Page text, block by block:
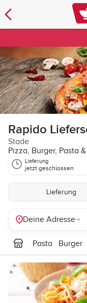
Rapido
Stade
Pizza, Burger, Pasta
Lieferung
jetzt geschlossen
Lieferung
Deine Adresse
Pasta Burger